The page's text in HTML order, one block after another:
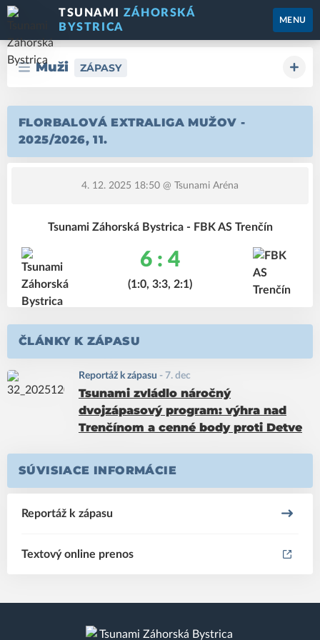
TSUNAMI ZÁHORSKÁ
BYSTRICA
MENU
Muži ZÁPASY
FLORBALOVÁ EXTRALIGA MUŽOV -
2025/2026, 11.
4. 12. 2025 18:50 @ Tsunami Aréna
Tsunami Záhorská Bystrica - FBK AS Trenčín
6 : 4
(1:0, 3:3, 2:1)
ČLÁNKY K ZÁPASU
Reportáž k zápasu - 7. dec
Tsunami zvládlo náročný
dvojzápasový program: výhra nad
Trenčínom a cenné body proti Detve
SÚVISIACE INFORMÁCIE
Reportáž k zápasu
Textový online prenos